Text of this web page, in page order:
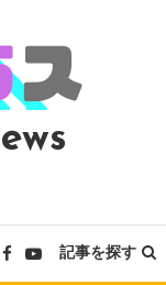
記事を探す